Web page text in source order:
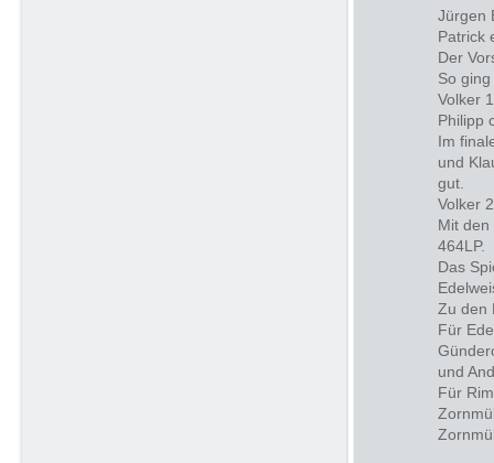
Jürgen
Patrick
Der
So
Volker
Philipp
Im
und
gut.
Volker
Mit den
464LP.
Das
Zu den
Für
und
Für